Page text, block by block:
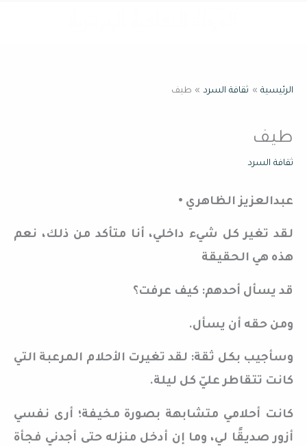
الرئيسية ثقافة السرد طيف
طيف
ثقافة السرد
عبدالعزيز الظاهري‬‎ •
لقد تغير كل شيء داخلي، أنا متأكد من ذلك، نعم
هذه هي الحقيقة
قد يسأل أحدهم: كيف عرفت؟
ومن حقه أن يسأل.
وسأجيب بكل ثقة: لقد تغيرت الأحلام المرعبة التي
كانت تتقاطر عليّ كل ليلة.
كانت أحلامي متشابهة بصورة مخيفة؛ أرى نفسي
أزور صديقًا لي، وما إن أدخل منزله حتى أجدني فجأة